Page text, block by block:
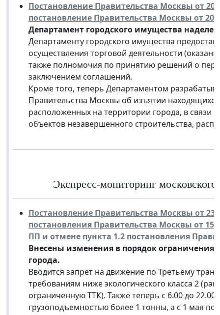
Постановление Правительства Москвы от
постановление Правительства Москвы от 20
Департамент городского имущества
Департаменту городского имущества
осуществления торговой деятельности
также полномочия по принятию решений о
заключением соглашений.
Кроме того, теперь Департаментом
Правительства Москвы об изъятии
расположенных на территории города, в связи
объектов незавершенного строительства,
Экспресс-мониторинг московского
Постановление Правительства Москвы от
постановления Правительства Москвы от 15
ПП и отмене пункта 1.2 постановления
Внесены изменения в порядок ограничения
города.
Вводится запрет на движение по Третьему
требованиям ниже экологического класса 2
ограниченную ТТК). Также теперь с 6.00 до
грузоподъемностью более 1 тонны, а с 1 мая по